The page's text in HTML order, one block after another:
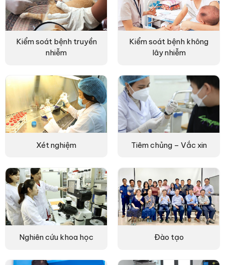
Kiểm soát bệnh truyền
nhiễm
Kiểm soát bệnh không
lây nhiễm
Xét nghiệm Tiêm chủng – Vắc xin
Nghiên cứu khoa học Đào tạo